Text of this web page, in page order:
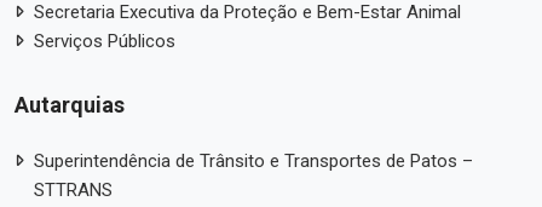
Secretaria Executiva da Proteção e Bem-Estar Animal
Serviços Públicos
Autarquias
Superintendência de Trânsito e Transportes de Patos –
STTRANS